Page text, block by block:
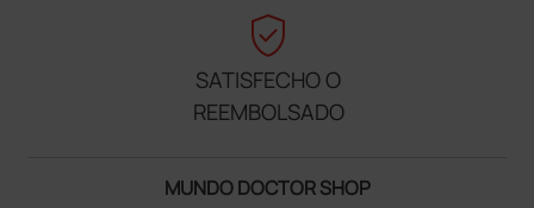
verified_user
SATISFECHO O
REEMBOLSADO
MUNDO DOCTOR SHOP